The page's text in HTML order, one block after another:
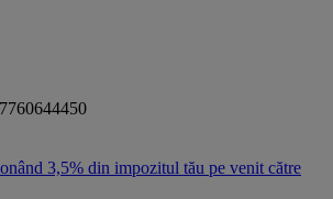
3,5% din impozitul tău pe venit către